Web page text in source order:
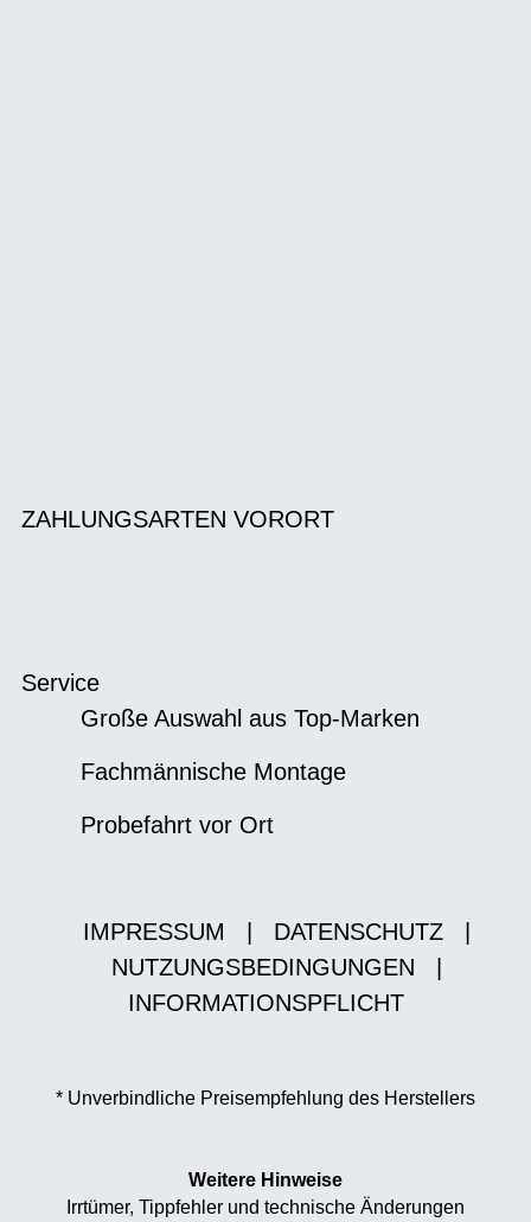
ZAHLUNGSARTEN VORORT
Service
Große Auswahl aus Top-Marken
Fachmännische Montage
Probefahrt vor Ort
IMPRESSUM DATENSCHUTZ
NUTZUNGSBEDINGUNGEN
INFORMATIONSPFLICHT
* Unverbindliche Preisempfehlung des Herstellers
Weitere Hinweise
Irrtümer, Tippfehler und technische Änderungen